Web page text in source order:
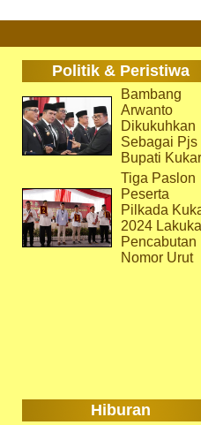
Politik & Peristiwa
Bambang
Arwanto
Dikukuhkan
Sebagai Pjs
Bupati Kukar
Tiga Paslon
Peserta
Pilkada
2024
Pencabutan
Nomor Urut
Hiburan